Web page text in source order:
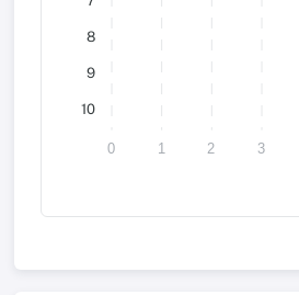
8
9
10
3
2
1
0